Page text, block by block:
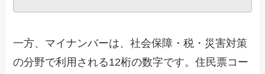
一方、マイナンバーは、社会保障・税・災害対策
の分野で利用される12桁の数字です。住民票コー